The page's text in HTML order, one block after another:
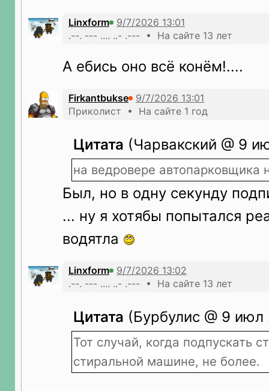
Linxform
.--. --- .... ..- .--- • На сайте 13 лет
А ебись оно всё конём!....
Firkantbukse
Приколист • На сайте 1 год
Цитата (Чарвакский @ 9
на ведровере автопарковщика
Был, но в одну секунду
... ну я хотябы попытался
водятла
Linxform
.--. --- .... ..- .--- • На сайте 13 лет
Цитата (Бурбулис @ 9
Тот случай, когда подпускать
стиральной машине, не более.